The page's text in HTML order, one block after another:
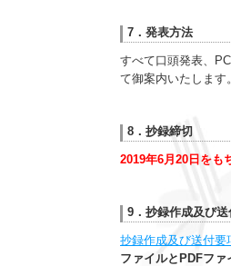
7．発表方法
すべて口頭発表、
て御案内いたします。
8．抄録締切
2019年6月20日をも
9．抄録作成及び
抄録作成及び送付要
ファイルとPDFファ